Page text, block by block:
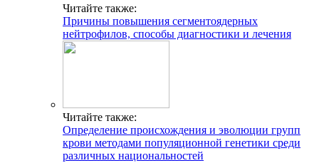
Читайте также:
Причины повышения сегментоядерных
нейтрофилов, способы диагностики и лечения
Читайте также:
Определение происхождения и эволюции групп
крови методами популяционной генетики среди
различных национальностей